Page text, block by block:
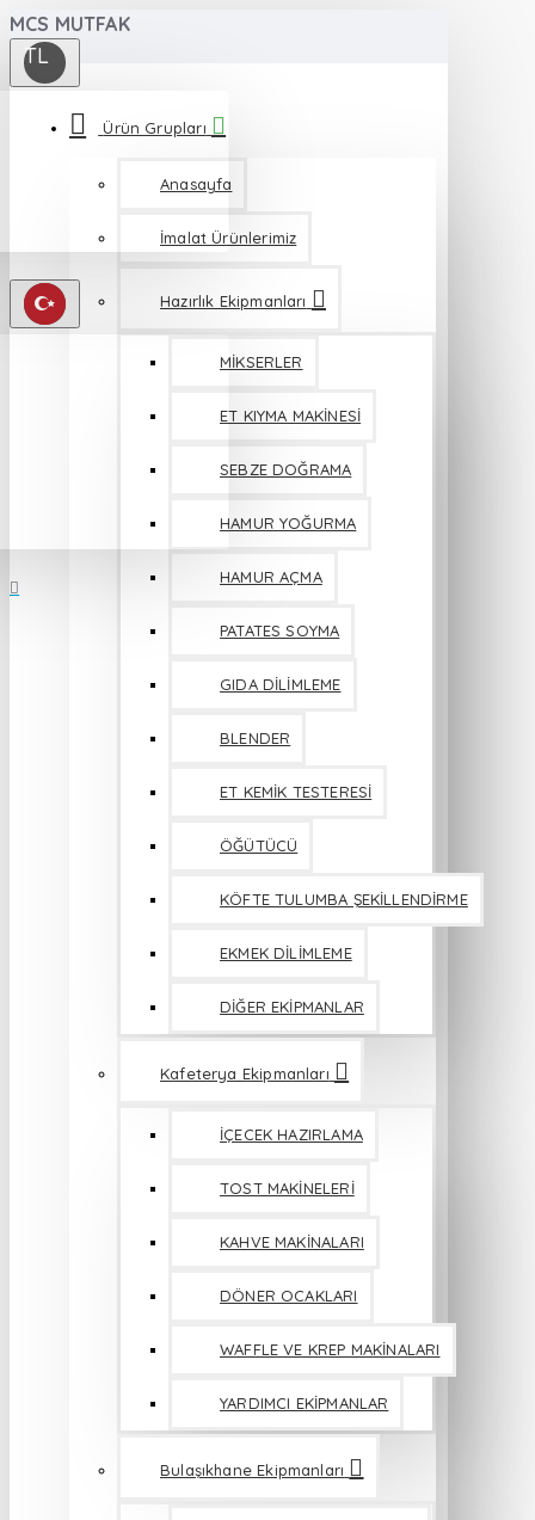
MCS MUTFAK
TL
Ürün Grupları
Anasayfa
İmalat Ürünlerimiz
Hazırlık Ekipmanları
MİKSERLER
ET KIYMA MAKİNESİ
SEBZE DOĞRAMA
HAMUR YOĞURMA
HAMUR AÇMA
PATATES SOYMA
GIDA DİLİMLEME
BLENDER
ET KEMİK TESTERESİ
ÖĞÜTÜCÜ
KÖFTE TULUMBA ŞEKİLLENDİRME
EKMEK DİLİMLEME
DİĞER EKİPMANLAR
Kafeterya Ekipmanları
İÇECEK HAZIRLAMA
TOST MAKİNELERİ
KAHVE MAKİNALARI
DÖNER OCAKLARI
WAFFLE VE KREP MAKİNALARI
YARDIMCI EKİPMANLAR
Bulaşıkhane Ekipmanları